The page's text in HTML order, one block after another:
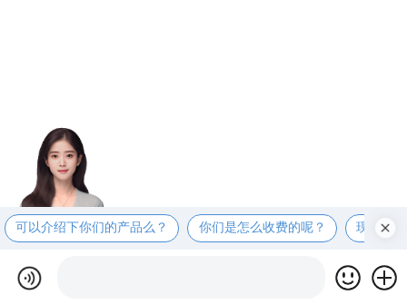
可以介绍下你们的产品么？ 你们是怎么收费的呢？ 现在有